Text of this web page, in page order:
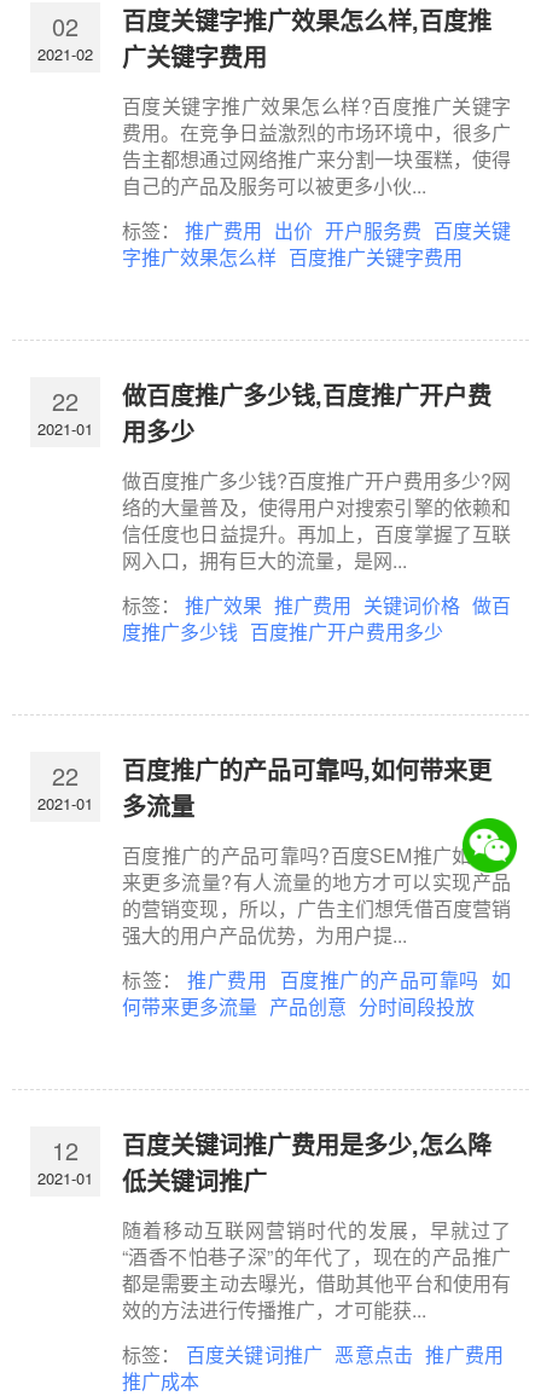
02
2021-02
百度关键字推广效果怎么样,百度推
广关键字费用
百度关键字推广效果怎么样?百度推广关键字
费用。在竞争日益激烈的市场环境中，很多广
告主都想通过网络推广来分割一块蛋糕，使得
自己的产品及服务可以被更多小伙...
标签： 推广费用 出价 开户服务费 百度关键
字推广效果怎么样 百度推广关键字费用
22
2021-01
做百度推广多少钱,百度推广开户费
用多少
做百度推广多少钱?百度推广开户费用多少?网
络的大量普及，使得用户对搜索引擎的依赖和
信任度也日益提升。再加上，百度掌握了互联
网入口，拥有巨大的流量，是网...
标签： 推广效果 推广费用 关键词价格 做百
度推广多少钱 百度推广开户费用多少
22
2021-01
百度推广的产品可靠吗,如何带来更
多流量
百度推广的产品可靠吗?百度SEM推广如何带
来更多流量?有人流量的地方才可以实现产品
的营销变现，所以，广告主们想凭借百度营销
强大的用户产品优势，为用户提...
标签： 推广费用 百度推广的产品可靠吗 如
何带来更多流量 产品创意 分时间段投放
12
2021-01
百度关键词推广费用是多少,怎么降
低关键词推广
随着移动互联网营销时代的发展，早就过了
“酒香不怕巷子深”的年代了，现在的产品推广
都是需要主动去曝光，借助其他平台和使用有
效的方法进行传播推广，才可能获...
标签： 百度关键词推广 恶意点击 推广费用
推广成本